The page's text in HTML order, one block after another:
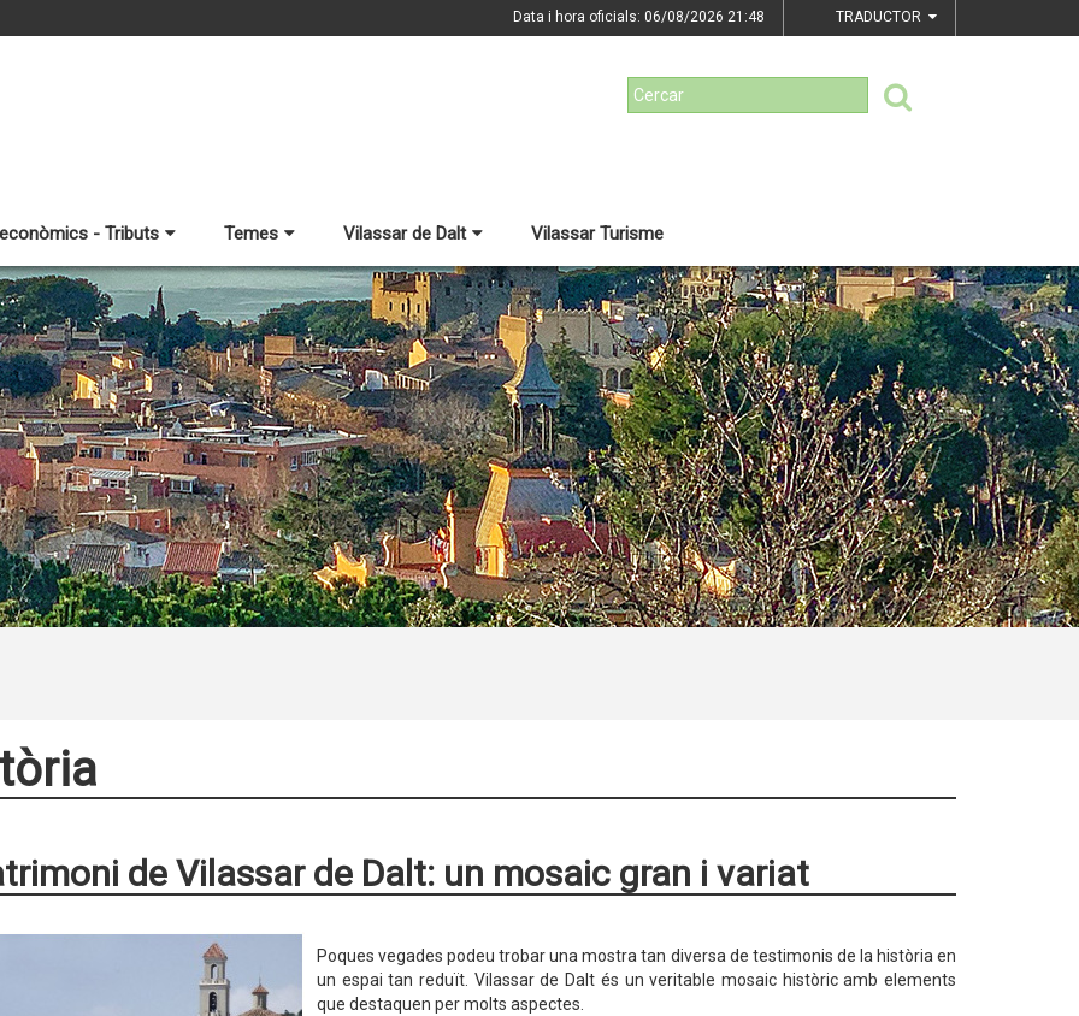
Data i hora oficials: 06/08/2026 21:48 TRADUCTOR
- Tributs Temes Vilassar de Dalt Vilassar Turisme
de Vilassar de Dalt: un mosaic gran i variat
Poques vegades podeu trobar una mostra tan diversa de testimonis de la història en
un espai tan reduït. Vilassar de Dalt és un veritable mosaic històric amb elements
que destaquen per molts aspectes.